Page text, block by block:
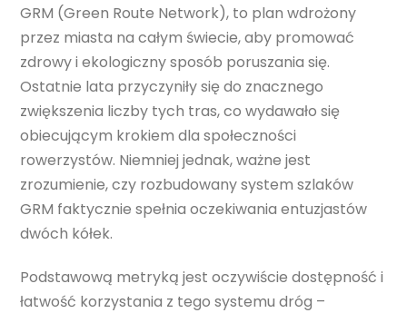
GRM (Green Route Network), to plan wdrożony
przez miasta na całym świecie, aby promować
zdrowy i ekologiczny sposób poruszania się.
Ostatnie lata przyczyniły się do znacznego
zwiększenia liczby tych tras, co wydawało się
obiecującym krokiem dla społeczności
rowerzystów. Niemniej jednak, ważne jest
zrozumienie, czy rozbudowany system szlaków
GRM faktycznie spełnia oczekiwania entuzjastów
dwóch kółek.
Podstawową metryką jest oczywiście dostępność i
łatwość korzystania z tego systemu dróg –